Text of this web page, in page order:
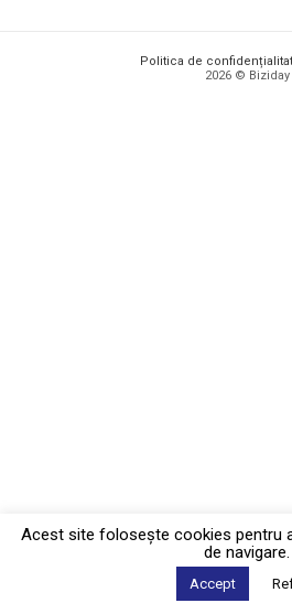
Politica de
2026 © Biziday
Acest site foloseşte cookies pentru
de navigare.
Accept